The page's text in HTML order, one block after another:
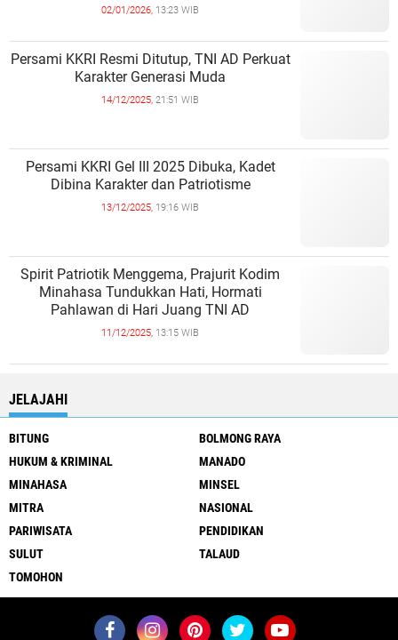
02/01/2026, 13:23 WIB
Persami KKRI Resmi Ditutup, TNI AD Perkuat
Karakter Generasi Muda
14/12/2025, 21:51 WIB
Persami KKRI Gel III 2025 Dibuka, Kadet
Dibina Karakter dan Patriotisme
13/12/2025, 19:16 WIB
Spirit Patriotik Menggema, Prajurit Kodim
Minahasa Tundukkan Hati, Hormati
Pahlawan di Hari Juang TNI AD
11/12/2025, 13:15 WIB
JELAJAHI
BITUNG
BOLMONG RAYA
HUKUM & KRIMINAL
MANADO
MINAHASA
MINSEL
MITRA
NASIONAL
PARIWISATA
PENDIDIKAN
SULUT
TALAUD
TOMOHON